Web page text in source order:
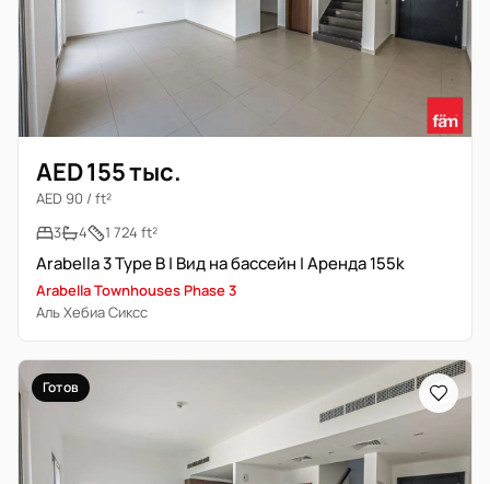
AED 155 тыс.
AED 90 / ft²
3
4 1 724 ft²
Arabella 3 Type B | Вид на бассейн | Аренда 155k
Arabella Townhouses Phase 3
Аль Хебиа Сиксс
Готов